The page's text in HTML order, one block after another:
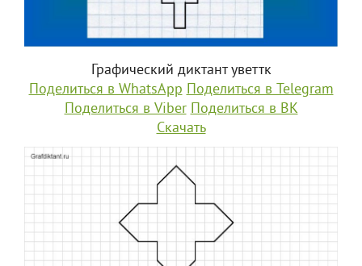
Графический диктант уветтк
Поделиться в WhatsApp Поделиться в Telegram
Поделиться в Viber Поделиться в ВК
Скачать